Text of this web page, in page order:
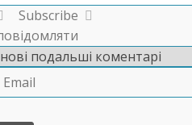
Subscribe